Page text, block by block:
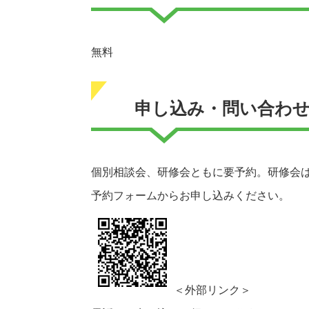
無料
申し込み・問い合わせ
個別相談会、研修会ともに要予約。研修会
予約フォームからお申し込みください。
＜外部リンク＞